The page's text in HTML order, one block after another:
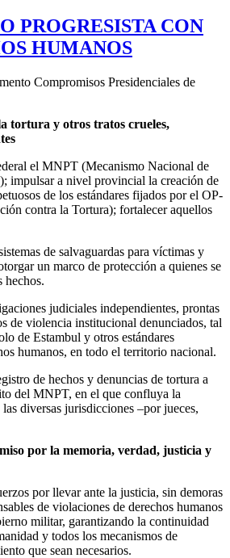
PROGRESISTA CON
HUMANOS
Compromisos Presidenciales de
tortura y otros tratos crueles,
el MNPT (Mecanismo Nacional de
impulsar a nivel provincial la creación de
de los estándares fijados por el OP-
contra la Tortura); fortalecer aquellos
de salvaguardas para víctimas y
un marco de protección a quienes se
hechos.
judiciales independientes, prontas
de violencia institucional denunciados, tal
de Estambul y otros estándares
humanos, en todo el territorio nacional.
de hechos y denuncias de tortura a
del MNPT, en el que confluya la
diversas jurisdicciones –por jueces,
por la memoria, verdad, justicia y
por llevar ante la justicia, sin demoras
de violaciones de derechos humanos
militar, garantizando la continuidad
y todos los mecanismos de
que sean necesarios.